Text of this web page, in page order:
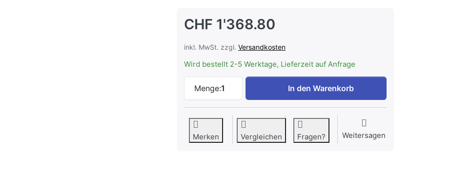
CHF 1'368.80
inkl. MwSt. zzgl. Versandkosten
Wird bestellt 2-5 Werktage, Lieferzeit auf Anfrage
Menge:1
Electrolux IK2721BL Kühl-/Gefrierkombination
In den Warenkorb
Merken Vergleichen Fragen? Weitersagen